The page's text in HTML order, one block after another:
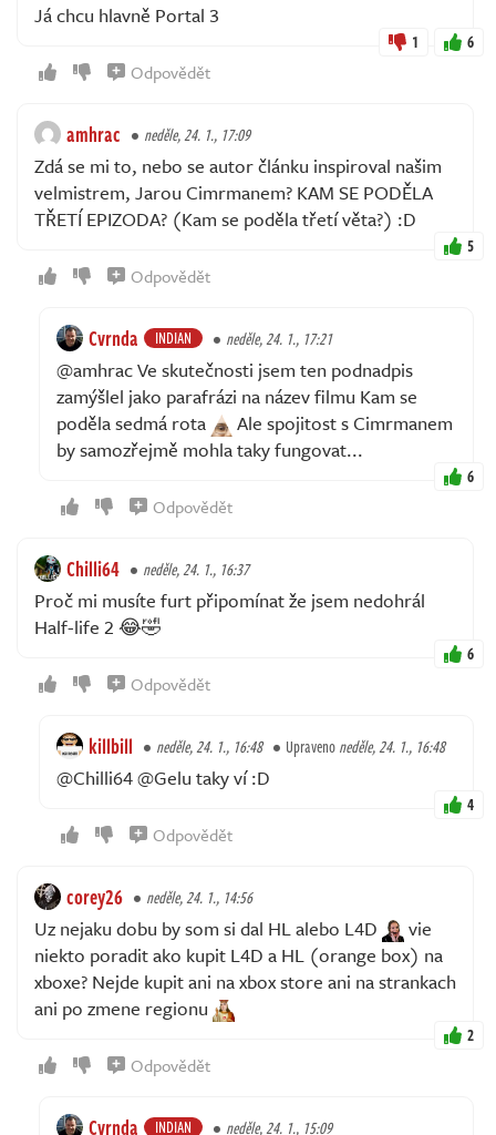
Já chcu hlavně Portal 3
1 6
Odpovědět
amhrac neděle, 24. 1., 17:09
Zdá se mi to, nebo se autor článku inspiroval našim
velmistrem, Jarou Cimrmanem? KAM SE PODĚLA
TŘETÍ EPIZODA? (Kam se poděla třetí věta?) :D
5
Odpovědět
Cvrnda INDIAN neděle, 24. 1., 17:21
@amhrac Ve skutečnosti jsem ten podnadpis
zamýšlel jako parafrázi na název filmu Kam se
poděla sedmá rota
Ale spojitost s Cimrmanem
by samozřejmě mohla taky fungovat...
6
Odpovědět
Chilli64 neděle, 24. 1., 16:37
Proč mi musíte furt připomínat že jsem nedohrál
Half-life 2 😂🤣
6
Odpovědět
killbill neděle, 24. 1., 16:48 Upravenoneděle, 24. 1., 16:48
@Chilli64 @Gelu taky ví :D
4
Odpovědět
corey26 neděle, 24. 1., 14:56
Uz nejaku dobu by som si dal HL alebo L4D
vie
niekto poradit ako kupit L4D a HL (orange box) na
xboxe? Nejde kupit ani na xbox store ani na strankach
ani po zmene regionu
2
Odpovědět
Cvrnda INDIAN neděle, 24. 1., 15:09